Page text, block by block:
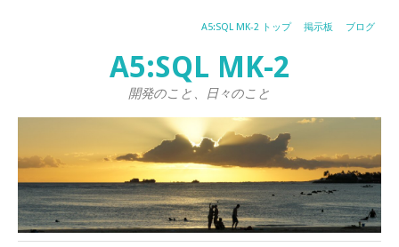
A5:SQL MK-2 トップ 掲示板 ブログ
A5:SQL MK-2
開発のこと、日々のこと